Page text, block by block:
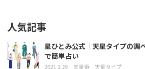
人気記事
星ひとみ公式｜天星タイプの調
で簡単占い
2021.3.29 天星術 天星タイプ